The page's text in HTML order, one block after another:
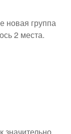
новая группа
2 места.
значительно